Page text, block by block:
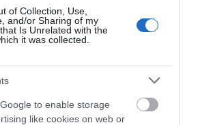
of Collection, Use,
and/or Sharing of my
Is Unrelated with the
it was collected.
to enable storage
like cookies on web or
Sulfate, Sodium Chloride, Cocamidopropyl
Chamomilla Recutita Flower Extract, Glycerin,
Copolymer, Parfum, Disodium EDTA,
Sodium Benzoate,
Alcohol, Citric Acid.